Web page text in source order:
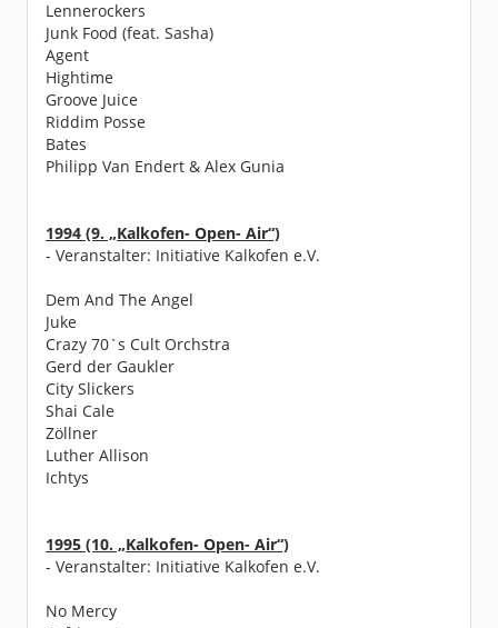
Lennerockers
Junk Food (feat. Sasha)
Agent
Hightime
Groove Juice
Riddim Posse
Bates
Philipp Van Endert & Alex Gunia
1994 (9. „Kalkofen- Open- Air“)
- Veranstalter: Initiative Kalkofen e.V.
Dem And The Angel
Juke
Crazy 70`s Cult Orchstra
Gerd der Gaukler
City Slickers
Shai Cale
Zöllner
Luther Allison
Ichtys
1995 (10. „Kalkofen- Open- Air“)
- Veranstalter: Initiative Kalkofen e.V.
No Mercy